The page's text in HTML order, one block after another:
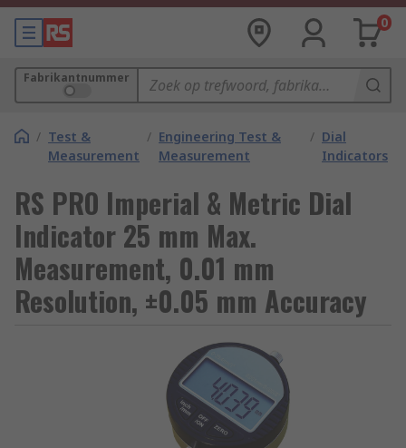
0
Fabrikantnummer
/ Test &
Measurement
/ Engineering Test &
Measurement
/ Dial
Indicators
RS PRO Imperial & Metric Dial
Indicator 25 mm Max.
Measurement, 0.01 mm
Resolution, ±0.05 mm Accuracy